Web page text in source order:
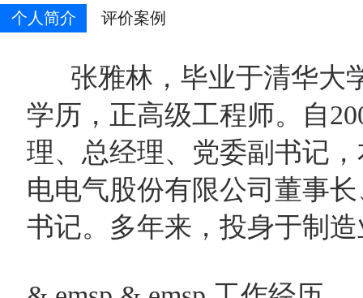
个人简介 评价案例
张雅林，毕业于清华大
学历，正高级工程师。自
理、总经理、党委副书记
电电气股份有限公司董事
书记。多年来，投身于制